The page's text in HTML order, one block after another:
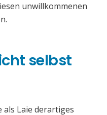
unwillkommenen
selbst
als Laie derartiges